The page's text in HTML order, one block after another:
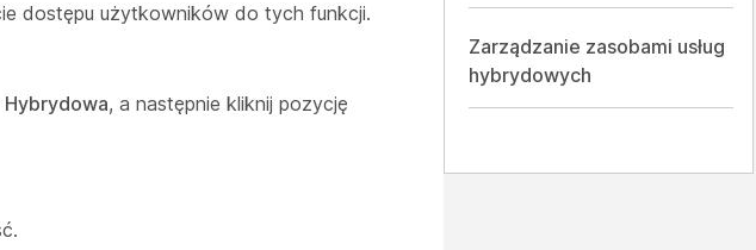
dostępu użytkowników do tych funkcji.
Hybrydowa, a następnie kliknij pozycję
Zarządzanie zasobami usług
hybrydowych